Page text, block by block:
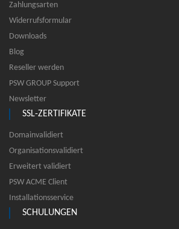
Zahlungsarten
Widerrufsformular
Downloads
Blog
Reseller werden
PSW GROUP Support
Newsletter
SSL-ZERTIFIKATE
Domainvalidiert
Organisationsvalidiert
Erweitert validiert
PSW ACME Client
Installationsservice
SCHULUNGEN